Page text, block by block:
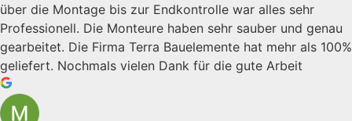
über die Montage bis zur Endkontrolle war alles sehr
Professionell. Die Monteure haben sehr sauber und genau
gearbeitet. Die Firma Terra Bauelemente hat mehr als 100%
geliefert. Nochmals vielen Dank für die gute Arbeit